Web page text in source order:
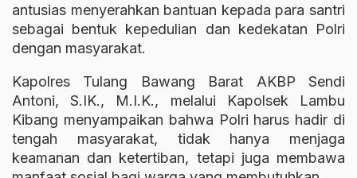
antusias menyerahkan bantuan kepada para santri
sebagai bentuk kepedulian dan kedekatan Polri
dengan masyarakat.
Kapolres Tulang Bawang Barat AKBP Sendi
Antoni, S.IK., M.I.K., melalui Kapolsek Lambu
Kibang menyampaikan bahwa Polri harus hadir di
tengah masyarakat, tidak hanya menjaga
keamanan dan ketertiban, tetapi juga membawa